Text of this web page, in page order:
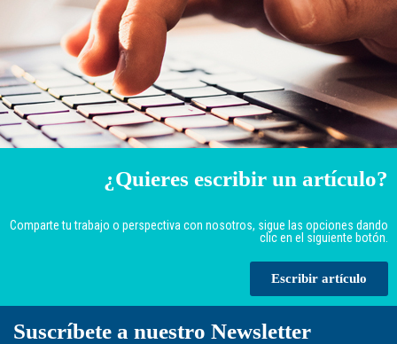
¿Quieres escribir un artículo?
Comparte tu trabajo o perspectiva con nosotros, sigue las opciones dando
clic en el siguiente botón.
Escribir artículo
Suscríbete a nuestro Newsletter